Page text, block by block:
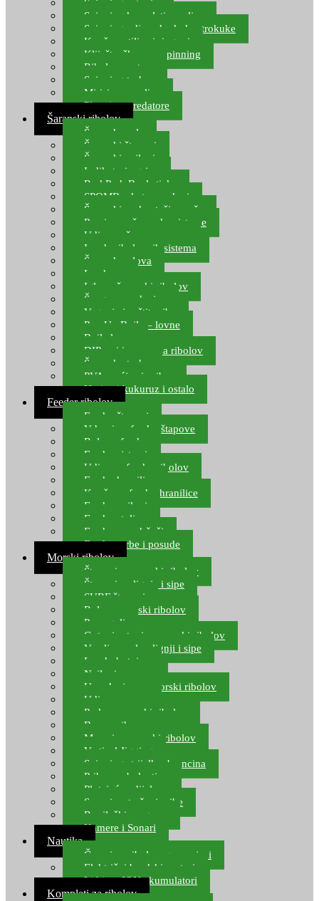
Spinning setovi
Spinning kompleti varalica
Spinning udice, dvokuke, trokuke
Kopče, vrtilice i ringovi
Kliješta, škare za spinning
Ribolov pastrve
Spinning torbe
Mirisi za varalice
Plovci za predatore
Šaranski ribolov
Šaranske role
Šaranski štapovi
Šaranski najloni
Indikatori ugriza
Rod Pod, Banksticks
SPOMB rakete, markeri
Šaranski podmetači, mreže
Pernice za šaranske sisteme
Udice za šarana, amura
Izrada ribolovnih sistema
Šaranska olova
Leadcore
Igle za šaranski ribolov
Špage, upredenice
Vaganje i zaštita ribe
Pop Up Boile – lovne
Boile lovne
DIP-ovi i arome za ribolov
Šaranske torbe
PVA vrećice i pribor
Umjetni kukuruz i ostalo
Feeder ribolov
Feeder štapovi
Vrhovi za feeder štapove
Role za feeder
Feeder sistemi
Udice za feeder ribolov
Feeder hranilice
Kopče za feeder hranilice
Feeder najloni
Feeder stolice
Feeder arm držači
Feeder torbe i posude
Morski ribolov
Štapovi za morski ribolov
Štapovi za lignje i sipe
SURF štapovi
Role za morski ribolov
Parangali
Gotovi setovi za morski ribolov
Varalice za lov lignji i sipe
Lov hobotnice
Najloni za more
Upredenice za morski ribolov
Udice za more
Perle za morski ribolov
Brum prihrana za more
Mamci za morski ribolov
Vertical Jigging
Spinning strijelke, brancina
Pribor za bolentino
Plutajuća odijela
Sonari za traženje ribe
Ronilački program
Kamere i Sonari
Nautika
Čamci za ribolov, gumenjaci
Električni brodski motori
Lithium ION akumulatori
Kompleti za ribolov